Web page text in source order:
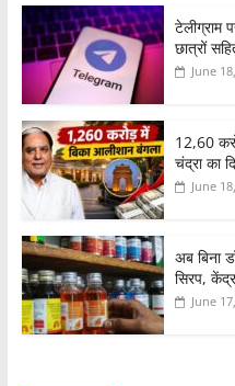
टेलीग्राम
छात्रों
June
12,60
चंद्रा का
June
अब बिना
सिरप,
June